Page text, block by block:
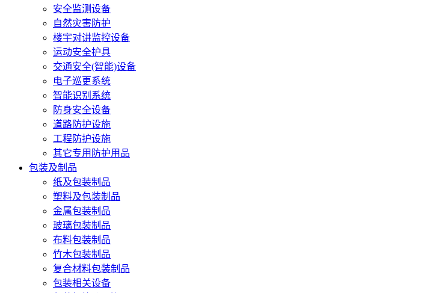
安全监测设备
自然灾害防护
楼宇对讲监控设备
运动安全护具
交通安全(智能)设备
电子巡更系统
智能识别系统
防身安全设备
道路防护设施
工程防护设施
其它专用防护用品
包装及制品
纸及包装制品
塑料及包装制品
金属包装制品
玻璃包装制品
布料包装制品
竹木包装制品
复合材料包装制品
包装相关设备